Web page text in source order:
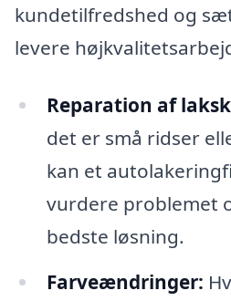
kundetilfredshed og
levere
Reparation af
det er små ridser
kan et
vurdere problemet
bedste løsning.
Farveændringer: